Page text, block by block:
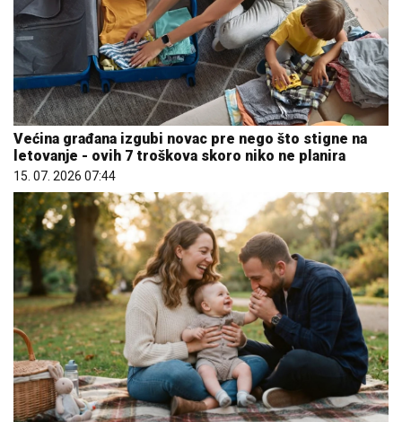
Većina građana izgubi novac pre nego što stigne na
letovanje - ovih 7 troškova skoro niko ne planira
15. 07. 2026 07:44